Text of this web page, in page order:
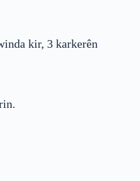
kir, 3 karkerên